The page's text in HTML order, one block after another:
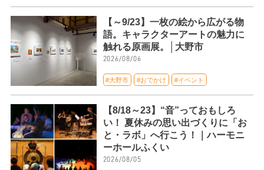
【～9/23】一枚の絵から広がる物
語。キャラクターアートの魅力に
触れる原画展。│大野市
2026/08/06
#大野市 #おでかけ #イベント
【8/18～23】“音”っておもしろ
い！ 夏休みの思い出づくりに「お
と・ラボ」へ行こう！｜ハーモニ
ーホールふくい
2026/08/05